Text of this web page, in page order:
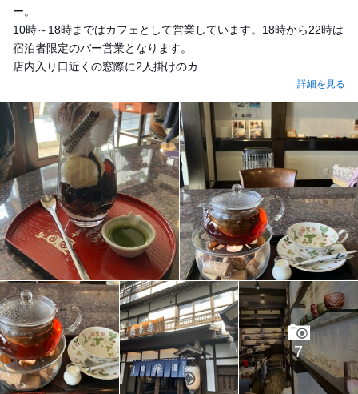
ー。
10時～18時まではカフェとして営業しています。18時から22時は
宿泊者限定のバー営業となります。
店内入り口近くの窓際に2人掛けのカ...
詳細を見る
7